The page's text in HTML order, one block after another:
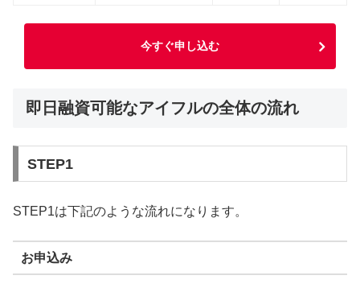
今すぐ申し込む
即日融資可能なアイフルの全体の流れ
STEP1
STEP1は下記のような流れになります。
お申込み